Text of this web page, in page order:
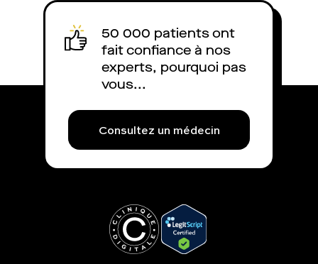
50 000 patients ont
fait confiance à nos
experts, pourquoi pas
vous...
Consultez un médecin